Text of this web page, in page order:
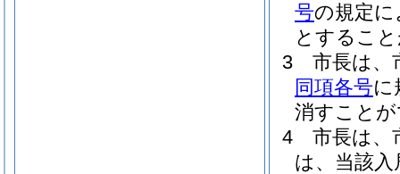
号の規定
とするこ
3
市長は、
同項各号に
消すこと
4
市長は、
は、当該